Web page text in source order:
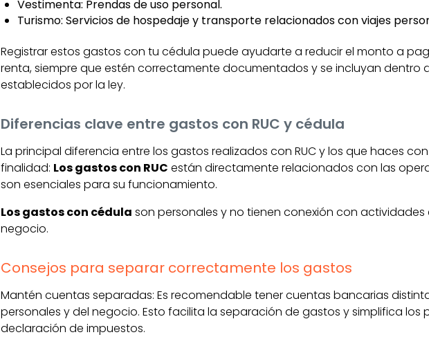
Vestimenta: Prendas de uso personal.
Turismo: Servicios de hospedaje y transporte relacionados con viajes
Registrar estos gastos con tu cédula puede ayudarte a reducir el monto a
renta, siempre que estén correctamente documentados y se incluyan dentro
establecidos por la ley.
Diferencias clave entre gastos con RUC y cédula
La principal diferencia entre los gastos realizados con RUC y los que haces
finalidad: Los gastos con RUC están directamente relacionados con las
son esenciales para su funcionamiento.
Los gastos con cédula son personales y no tienen conexión con
negocio.
Consejos para separar correctamente los gastos
Mantén cuentas separadas: Es recomendable tener cuentas bancarias
personales y del negocio. Esto facilita la separación de gastos y simplifica los
declaración de impuestos.